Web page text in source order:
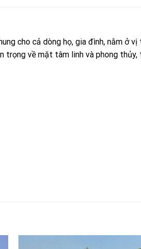
cho cả dòng họ, gia đình, nằm ở
trọng về mặt tâm linh và phong